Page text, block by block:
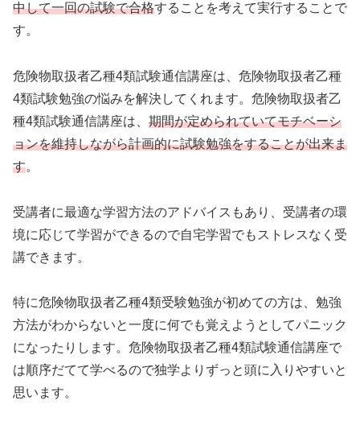
中して一回の試験で合格することを考えて実行することで
す。
危険物取扱者乙種4類試験通信講座は、危険物取扱者乙種
4類試験勉強の悩みを解決してくれます。危険物取扱者乙
種4類試験通信講座は、 期間が定められていてモチベーシ
ョンを維持しながら計画的に試験勉強をすることが出来ま
す。
受講者に最適な学習方法のアドバイスもあり、受講者の環
境に応じて学習ができるので自宅学習でもストレスなく受
講できます。
特に危険物取扱者乙種4類受験勉強が初めての方は、勉強
方法がわからないと一度に何でも覚えようとしてパニック
になったりします。危険物取扱者乙種4類試験通信講座で
は順序だてて学べるので独学よりずっと頭に入りやすいと
思います。